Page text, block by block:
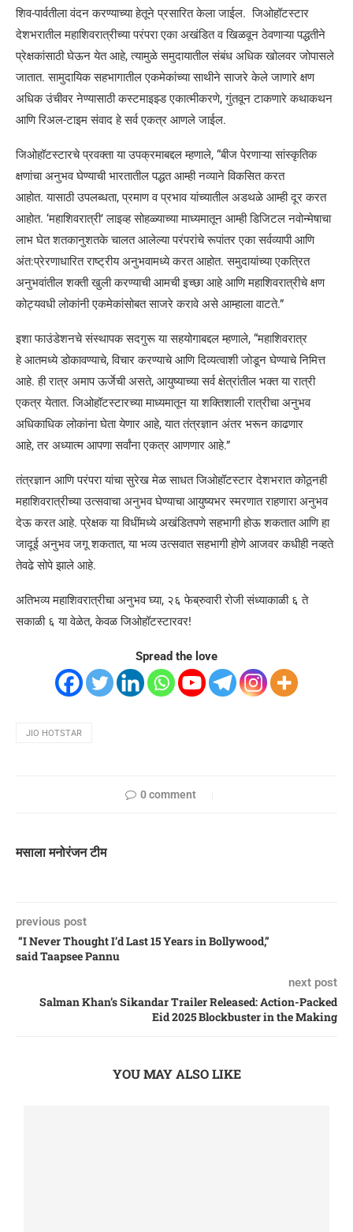
शिव-पार्वतीला वंदन करण्याच्या हेतूने प्रसारित केला जाईल. जिओहॉटस्टार
देशभरातील महाशिवरात्रीच्या परंपरा एका अखंडित व खिळवून ठेवणाऱ्या पद्धतीने
प्रेक्षकांसाठी घेऊन येत आहे, त्यामुळे समुदायातील संबंध अधिक खोलवर जोपासले
जातात. सामुदायिक सहभागातील एकमेकांच्या साथीने साजरे केले जाणारे क्षण
अधिक उंचीवर नेण्यासाठी कस्टमाइझ्ड एकात्मीकरणे, गुंतवून टाकणारे कथाकथन
आणि रिअल-टाइम संवाद हे सर्व एकत्र आणले जाईल.
जिओहॉटस्टारचे प्रवक्ता या उपक्रमाबद्दल म्हणाले, “बीज पेरणाऱ्या सांस्कृतिक
क्षणांचा अनुभव घेण्याची भारतातील पद्धत आम्ही नव्याने विकसित करत
आहोत. यासाठी उपलब्धता, प्रमाण व प्रभाव यांच्यातील अडथळे आम्ही दूर करत
आहोत. ‘महाशिवरात्री’ लाइव्ह सोहळ्याच्या माध्यमातून आम्ही डिजिटल नवोन्मेषाचा
लाभ घेत शतकानुशतके चालत आलेल्या परंपरांचे रूपांतर एका सर्वव्यापी आणि
अंत:प्रेरणाधारित राष्ट्रीय अनुभवामध्ये करत आहोत. समुदायांच्या एकत्रित
अनुभवांतील शक्ती खुली करण्याची आमची इच्छा आहे आणि महाशिवरात्रीचे क्षण
कोट्यवधी लोकांनी एकमेकांसोबत साजरे करावे असे आम्हाला वाटते.”
इशा फाउंडेशनचे संस्थापक सदगुरू या सहयोगाबद्दल म्हणाले, “महाशिवरात्र
हे आतमध्ये डोकावण्याचे, विचार करण्याचे आणि दिव्यत्वाशी जोडून घेण्याचे निमित्त
आहे. ही रात्र अमाप ऊर्जेची असते, आयुष्याच्या सर्व क्षेत्रांतील भक्त या रात्री
एकत्र येतात. जिओहॉटस्टारच्या माध्यमातून या शक्तिशाली रात्रीचा अनुभव
अधिकाधिक लोकांना घेता येणार आहे, यात तंत्रज्ञान अंतर भरून काढणार
आहे, तर अध्यात्म आपणा सर्वांना एकत्र आणणार आहे.”
तंत्रज्ञान आणि परंपरा यांचा सुरेख मेळ साधत जिओहॉटस्टार देशभरात कोठूनही
महाशिवरात्रीच्या उत्सवाचा अनुभव घेण्याचा आयुष्यभर स्मरणात राहणारा अनुभव
देऊ करत आहे. प्रेक्षक या विधींमध्ये अखंडितपणे सहभागी होऊ शकतात आणि हा
जादूई अनुभव जगू शकतात, या भव्य उत्सवात सहभागी होणे आजवर कधीही नव्हते
तेवढे सोपे झाले आहे.
अतिभव्य महाशिवरात्रीचा अनुभव घ्या, २६ फेब्रुवारी रोजी संध्याकाळी ६ ते
सकाळी ६ या वेळेत, केवळ जिओहॉटस्टारवर!
Spread the love
JIO HOTSTAR
0 comment
मसाला मनोरंजन टीम
previous post
“I Never Thought I’d Last 15 Years in Bollywood,”
said Taapsee Pannu
next post
Salman Khan’s Sikandar Trailer Released: Action-Packed
Eid 2025 Blockbuster in the Making
YOU MAY ALSO LIKE